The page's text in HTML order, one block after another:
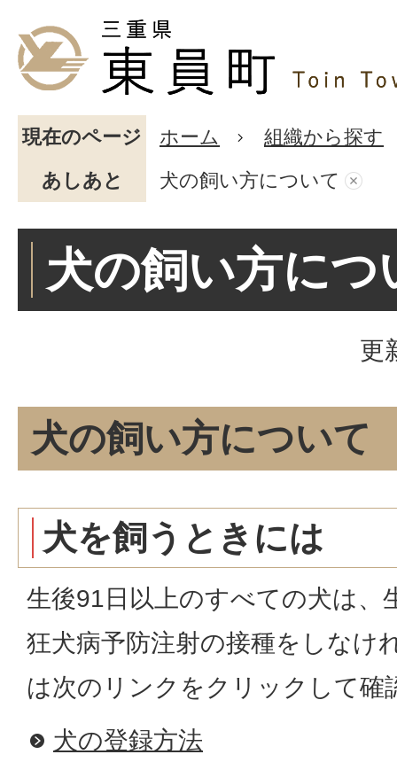
現在のページ ホーム
組織から探す
あしあと
犬の飼い方について
犬の飼い方につ
更
犬の飼い方について
犬を飼うときには
生後91日以上のすべての犬は、
狂犬病予防注射の接種をしなけ
は次のリンクをクリックして確
犬の登録方法